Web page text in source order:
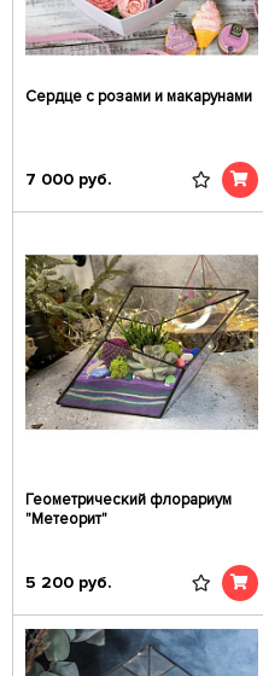
Сердце с розами и макарунами
7 000 руб.
Геометрический флорариум
"Метеорит"
5 200 руб.